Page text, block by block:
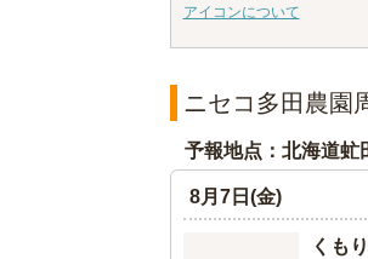
アイコンについて
ニセコ多田農園
予報地点：北海道虻
8月7日(金)
くも